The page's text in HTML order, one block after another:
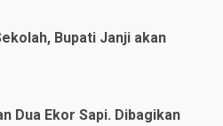
Bupati Janji akan
Dua Ekor Sapi. Dibagikan